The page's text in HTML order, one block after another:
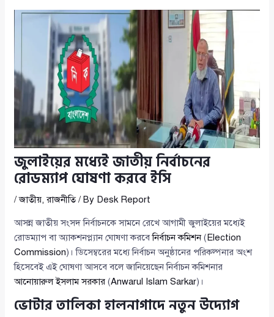
জুলাইয়ের মধ্যেই জাতীয় নির্বাচনের
রোডম্যাপ ঘোষণা করবে ইসি
/জাতীয়,রাজনীতি/ By Desk Report
আসন্ন জাতীয় সংসদ নির্বাচনকে সামনে রেখে আগামী জুলাইয়ের মধ্যেই
রোডম্যাপ বা অ্যাকশনপ্ল্যান ঘোষণা করবেনির্বাচন কমিশন(Election
Commission)। ডিসেম্বরের মধ্যে নির্বাচন অনুষ্ঠানের পরিকল্পনার অংশ
হিসেবেই এই ঘোষণা আসবে বলে জানিয়েছেন নির্বাচন কমিশনার
আনোয়ারুল ইসলাম সরকার (Anwarul Islam Sarkar)।
ভোটার তালিকা হালনাগাদে নতুন উদ্যোগ